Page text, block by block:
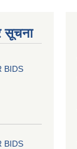
सूचना
BIDS
BIDS